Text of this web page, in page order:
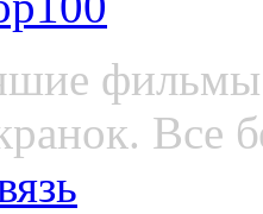
фильмы
Все